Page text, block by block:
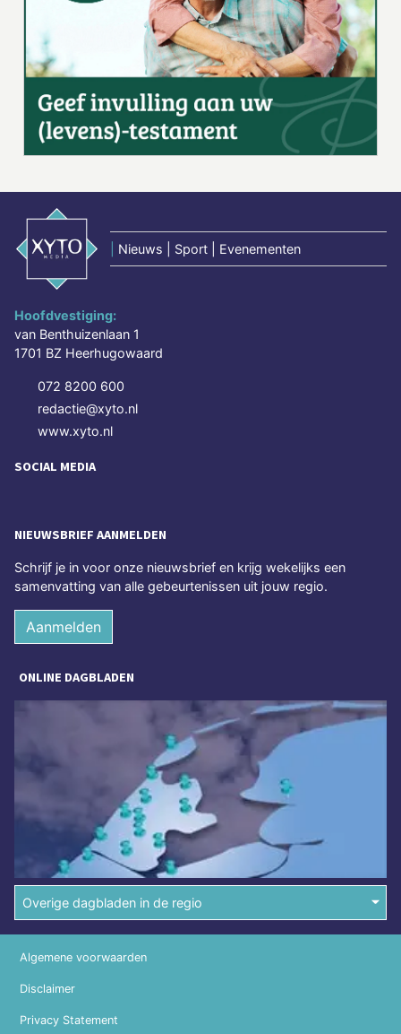
Nieuws | Sport | Evenementen
Hoofdvestiging:
van Benthuizenlaan 1
1701 BZ Heerhugowaard
072 8200 600
redactie@xyto.nl
www.xyto.nl
SOCIAL MEDIA
NIEUWSBRIEF AANMELDEN
Schrijf je in voor onze nieuwsbrief en krijg wekelijks een
samenvatting van alle gebeurtenissen uit jouw regio.
Aanmelden
ONLINE DAGBLADEN
Overige dagbladen in de regio
Algemene voorwaarden
Disclaimer
Privacy Statement